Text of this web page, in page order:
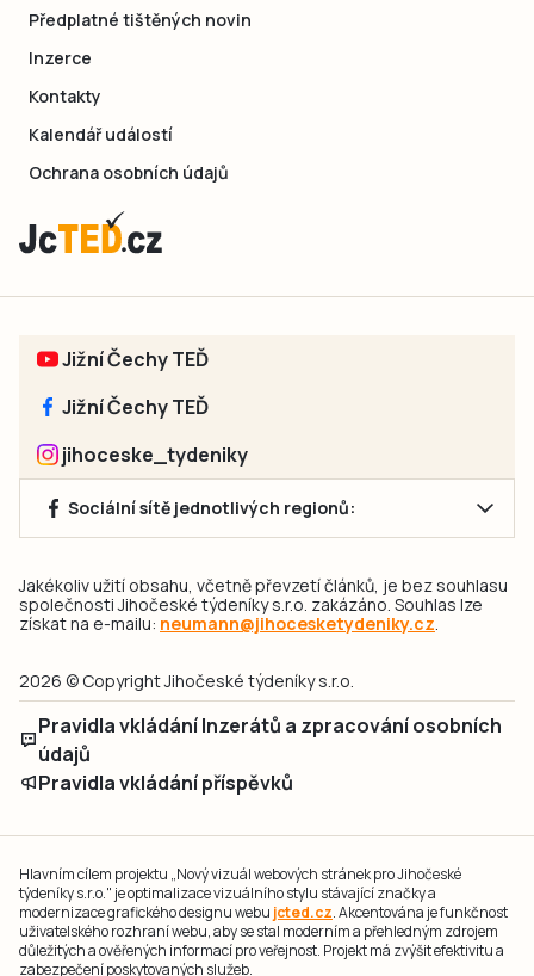
Předplatné tištěných novin
Inzerce
Kontakty
Kalendář událostí
Ochrana osobních údajů
Jižní Čechy TEĎ
Jižní Čechy TEĎ
jihoceske_tydeniky
Sociální sítě jednotlivých regionů:
Jakékoliv užití obsahu, včetně převzetí článků, je bez souhlasu
společnosti Jihočeské týdeníky s.r.o. zakázáno. Souhlas lze
získat na e-mailu: neumann@jihocesketydeniky.cz
2026 © Copyright Jihočeské týdeníky s.r.o.
Pravidla vkládání Inzerátů a zpracování osobních
údajů
Pravidla vkládání příspěvků
Hlavním cílem projektu „Nový vizuál webových stránek pro Jihočeské
týdeníky s.r.o." je optimalizace vizuálního stylu stávající značky a
modernizace grafického designu webu jcted.cz. Akcentována je funkčnost
uživatelského rozhraní webu, aby se stal moderním a přehledným zdrojem
důležitých a ověřených informací pro veřejnost. Projekt má zvýšit efektivitu a
zabezpečení poskytovaných služeb.